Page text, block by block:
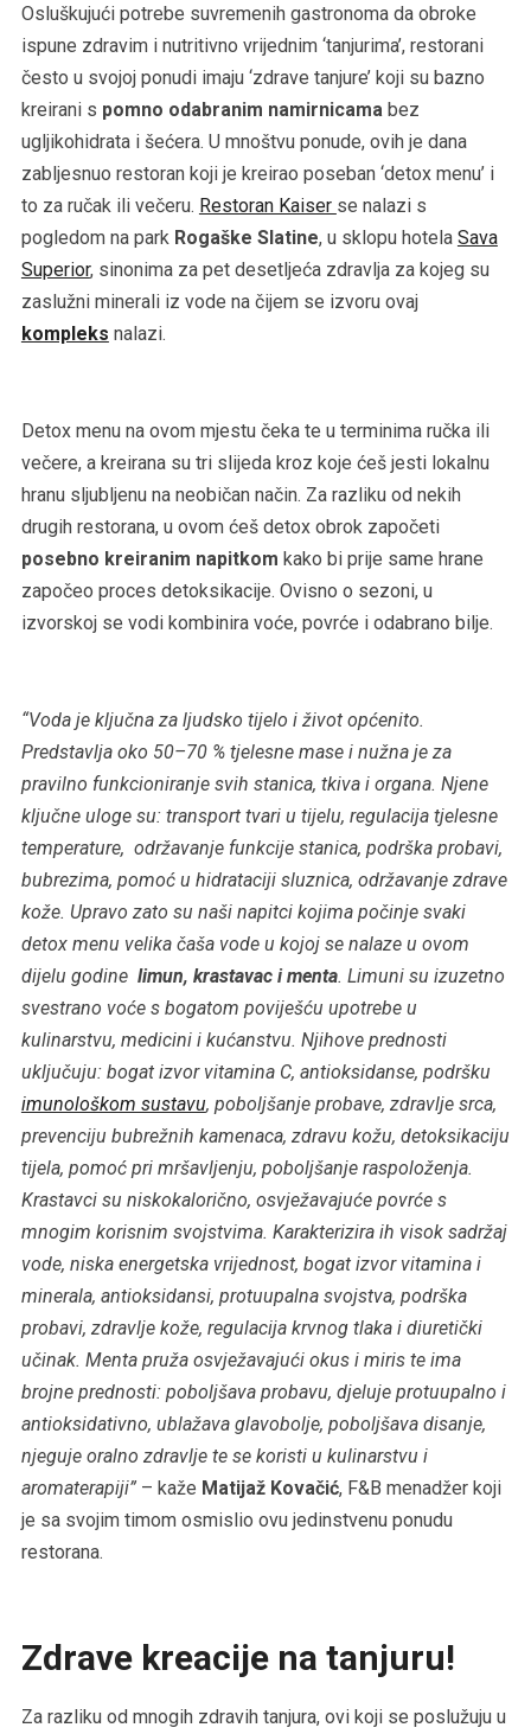
Osluškujući potrebe suvremenih gastronoma da obroke
ispune zdravim i nutritivno vrijednim ‘tanjurima’, restorani
često u svojoj ponudi imaju ‘zdrave tanjure’ koji su bazno
kreirani s pomno odabranim namirnicama bez
ugljikohidrata i šećera. U mnoštvu ponude, ovih je dana
zabljesnuo restoran koji je kreirao poseban ‘detox menu’ i
to za ručak ili večeru. Restoran Kaiser se nalazi s
pogledom na park Rogaške Slatine, u sklopu hotela Sava
Superior, sinonima za pet desetljeća zdravlja za kojeg su
zaslužni minerali iz vode na čijem se izvoru ovaj
kompleks nalazi.
Detox menu na ovom mjestu čeka te u terminima ručka ili
večere, a kreirana su tri slijeda kroz koje ćeš jesti lokalnu
hranu sljubljenu na neobičan način. Za razliku od nekih
drugih restorana, u ovom ćeš detox obrok započeti
posebno kreiranim napitkom kako bi prije same hrane
započeo proces detoksikacije. Ovisno o sezoni, u
izvorskoj se vodi kombinira voće, povrće i odabrano bilje.
“Voda je ključna za ljudsko tijelo i život općenito.
Predstavlja oko 50–70 % tjelesne mase i nužna je za
pravilno funkcioniranje svih stanica, tkiva i organa. Njene
ključne uloge su: transport tvari u tijelu, regulacija tjelesne
temperature, održavanje funkcije stanica, podrška probavi,
bubrezima, pomoć u hidrataciji sluznica, održavanje zdrave
kože. Upravo zato su naši napitci kojima počinje svaki
detox menu velika čaša vode u kojoj se nalaze u ovom
dijelu godine limun, krastavac i menta. Limuni su izuzetno
svestrano voće s bogatom poviješću upotrebe u
kulinarstvu, medicini i kućanstvu. Njihove prednosti
uključuju: bogat izvor vitamina C, antioksidanse, podršku
imunološkom sustavu, poboljšanje probave, zdravlje srca,
prevenciju bubrežnih kamenaca, zdravu kožu, detoksikaciju
tijela, pomoć pri mršavljenju, poboljšanje raspoloženja.
Krastavci su niskokalorično, osvježavajuće povrće s
mnogim korisnim svojstvima. Karakterizira ih visok sadržaj
vode, niska energetska vrijednost, bogat izvor vitamina i
minerala, antioksidansi, protuupalna svojstva, podrška
probavi, zdravlje kože, regulacija krvnog tlaka i diuretički
učinak. Menta pruža osvježavajući okus i miris te ima
brojne prednosti: poboljšava probavu, djeluje protuupalno i
antioksidativno, ublažava glavobolje, poboljšava disanje,
njeguje oralno zdravlje te se koristi u kulinarstvu i
aromaterapiji” – kaže Matijaž Kovačić, F&B menadžer koji
je sa svojim timom osmislio ovu jedinstvenu ponudu
restorana.
Zdrave kreacije na tanjuru!
Za razliku od mnogih zdravih tanjura, ovi koji se poslužuju u